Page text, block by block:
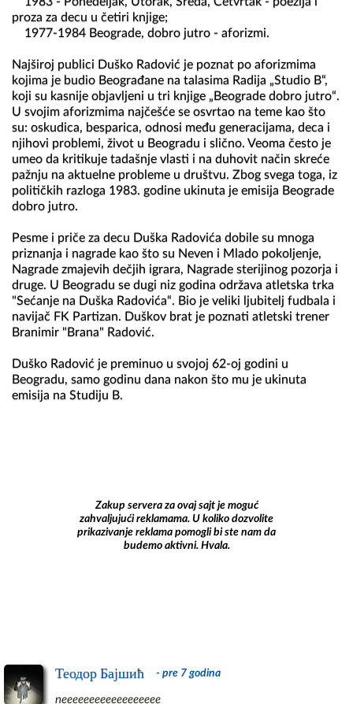
proza za decu u četiri knjige;
Najširoj publici Duško Radović je poznat po aforizmima
kojima je budio Beograđane na talasima Radija „Studio B“,
koji su kasnije objavljeni u tri knjige „Beograde dobro jutro“.
U svojim aforizmima najčešće se osvrtao na teme kao što
su: oskudica, besparica, odnosi među generacijama, deca i
njihovi problemi, život u Beogradu i slično. Veoma često je
umeo da kritikuje tadašnje vlasti i na duhovit način skreće
pažnju na aktuelne probleme u društvu. Zbog svega toga, iz
političkih razloga 1983. godine ukinuta je emisija Beograde
dobro jutro.
Pesme i priče za decu Duška Radovića dobile su mnoga
priznanja i nagrade kao što su Neven i Mlado pokoljenje,
Nagrade zmajevih dečjih igrara, Nagrade sterijinog pozorja i
druge. U Beogradu se dugi niz godina održava atletska trka
"Sećanje na Duška Radovića“. Bio je veliki ljubitelj fudbala i
navijač FK Partizan. Duškov brat je poznati atletski trener
Branimir "Brana" Radović.
Duško Radović je preminuo u svojoj 62-oj godini u
Beogradu, samo godinu dana nakon što mu je ukinuta
emisija na Studiju B.
Zakup servera za ovaj sajt je moguć
zahvaljujući reklamama. U koliko dozvolite
prikazivanje reklama pomogli bi ste nam da
budemo aktivni. Hvala.
Теодор Бајшић - pre 7 godina
neeeeeeeeeeeeeeeeee